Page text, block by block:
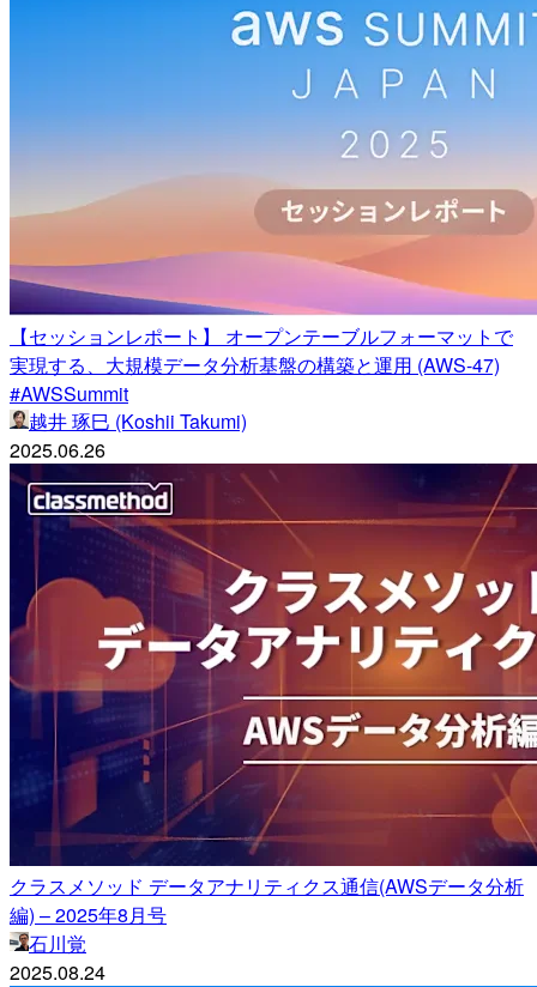
【セッションレポート】 オープンテーブルフォーマットで
実現する、大規模データ分析基盤の構築と運用 (AWS-47)
#AWSSummit
越井 琢巳 (Koshii Takumi)
2025.06.26
クラスメソッド データアナリティクス通信(AWSデータ分析
編) – 2025年8月号
石川覚
2025.08.24